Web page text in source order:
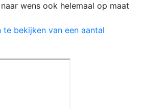
wens ook helemaal op maat
bekijken van een aantal